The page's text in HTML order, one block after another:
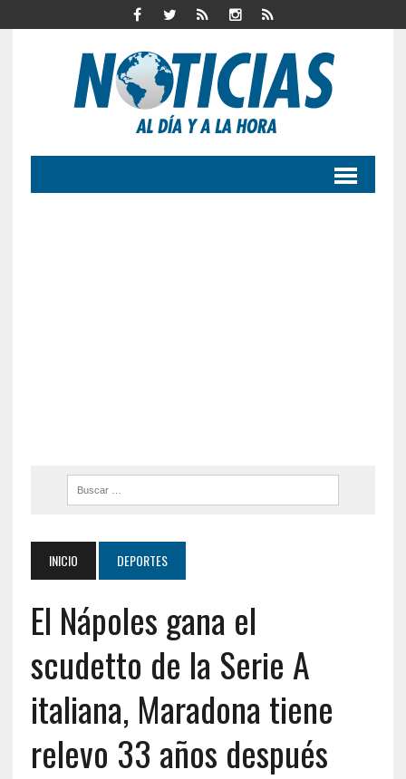
INICIO DEPORTES
El Nápoles gana el
scudetto de la Serie A
italiana, Maradona tiene
relevo 33 años después